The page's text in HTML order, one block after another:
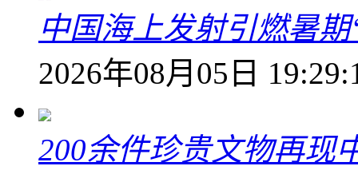
中国海上发射引燃暑
2026年08月05日
200余件珍贵文物再现